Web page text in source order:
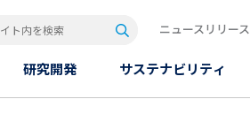
内を検索 検索
研究開発 サステナビリティ
ニュースリリース